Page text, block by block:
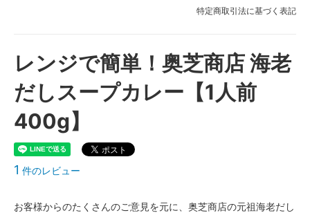
特定商取引法に基づく表記
レンジで簡単！奥芝商店 海老
だしスープカレー【1人前
400g】
1 件のレビュー
お客様からのたくさんのご意見を元に、奥芝商店の元祖海老だし